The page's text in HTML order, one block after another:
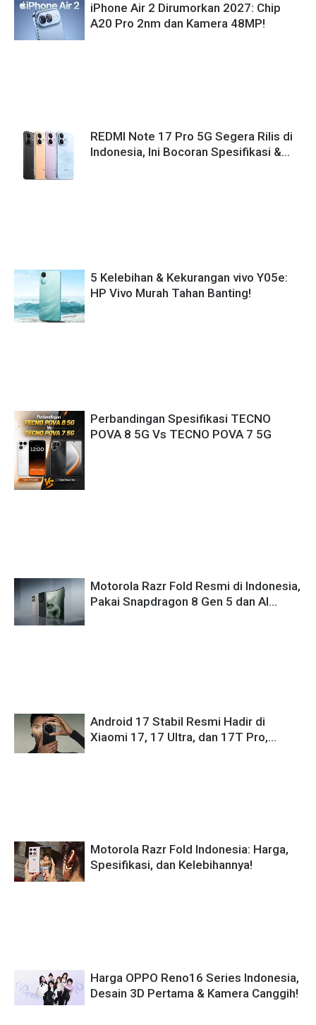
iPhone Air 2 Dirumorkan 2027: Chip
A20 Pro 2nm dan Kamera 48MP!
REDMI Note 17 Pro 5G Segera Rilis di
Indonesia, Ini Bocoran Spesifikasi &
5 Kelebihan & Kekurangan vivo Y05e:
HP Vivo Murah Tahan Banting!
Perbandingan Spesifikasi TECNO
POVA 8 5G Vs TECNO POVA 7 5G
Motorola Razr Fold Resmi di Indonesia,
Pakai Snapdragon 8 Gen 5 dan AI
Android 17 Stabil Resmi Hadir di
Xiaomi 17, 17 Ultra, dan 17T Pro,
Motorola Razr Fold Indonesia: Harga,
Spesifikasi, dan Kelebihannya!
Harga OPPO Reno16 Series Indonesia,
Desain 3D Pertama & Kamera Canggih!